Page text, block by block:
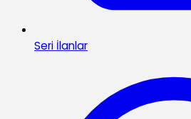
Seri İlanlar